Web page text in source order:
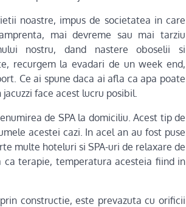
noastre, impus de societatea in care
mai devreme sau mai tarziu
nostru, dand nastere oboselii si
recurgem la evadari de un week end,
Ce ai spune daca ai afla ca apa poate
face acest lucru posibil.
de SPA la domiciliu. Acest tip de
acestei cazi. In acel an au fost puse
multe hoteluri si SPA-uri de relaxare de
ca terapie, temperatura acesteia fiind in
constructie, este prevazuta cu orificii